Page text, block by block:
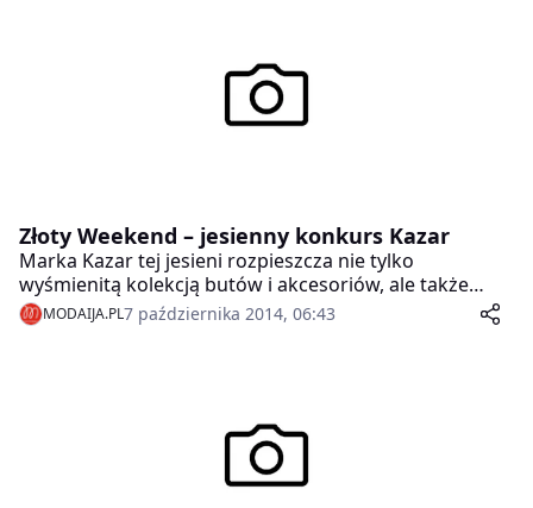
Złoty Weekend – jesienny konkurs Kazar
Marka Kazar tej jesieni rozpieszcza nie tylko
wyśmienitą kolekcją butów i akcesoriów, ale także
konkursem Złoty Weekend ze wspaniałymi nagrodami.
MODAIJA.PL7 października 2014, 06:43